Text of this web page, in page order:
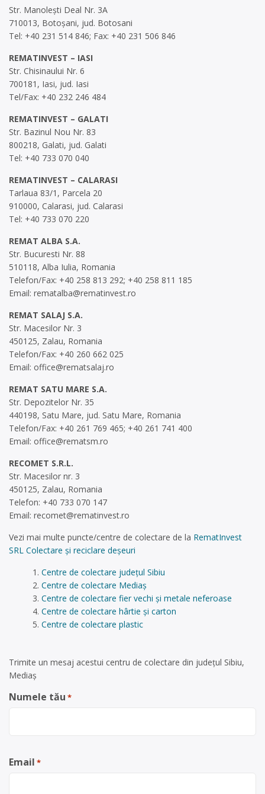
Str. Manolești Deal Nr. 3A
710013, Botoșani, jud. Botosani
Tel: +40 231 514 846; Fax: +40 231 506 846
REMATINVEST – IASI
Str. Chisinaului Nr. 6
700181, Iasi, jud. Iasi
Tel/Fax: +40 232 246 484
REMATINVEST – GALATI
Str. Bazinul Nou Nr. 83
800218, Galati, jud. Galati
Tel: +40 733 070 040
REMATINVEST – CALARASI
Tarlaua 83/1, Parcela 20
910000, Calarasi, jud. Calarasi
Tel: +40 733 070 220
REMAT ALBA S.A.
Str. Bucuresti Nr. 88
510118, Alba Iulia, Romania
Telefon/Fax: +40 258 813 292; +40 258 811 185
Email: rematalba@rematinvest.ro
REMAT SALAJ S.A.
Str. Macesilor Nr. 3
450125, Zalau, Romania
Telefon/Fax: +40 260 662 025
Email: office@rematsalaj.ro
REMAT SATU MARE S.A.
Str. Depozitelor Nr. 35
440198, Satu Mare, jud. Satu Mare, Romania
Telefon/Fax: +40 261 769 465; +40 261 741 400
Email: office@rematsm.ro
RECOMET S.R.L.
Str. Macesilor nr. 3
450125, Zalau, Romania
Telefon: +40 733 070 147
Email: recomet@rematinvest.ro
Vezi mai multe puncte/centre de colectare de la RematInvest
SRL Colectare și reciclare deșeuri
Centre de colectare județul Sibiu
Centre de colectare Mediaș
Centre de colectare fier vechi și metale neferoase
Centre de colectare hârtie și carton
Centre de colectare plastic
Trimite un mesaj acestui centru de colectare din județul Sibiu,
Mediaș
Numele tău *
Email *